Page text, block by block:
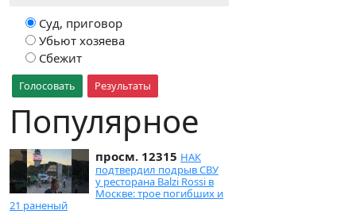
Суд, приговор
Убьют хозяева
Сбежит
Голосовать Результаты
Популярное
просм. 12315 НАК
подтвердил подрыв СВУ
у ресторана Balzi Rossi в
Москве: трое погибших и
21 раненый